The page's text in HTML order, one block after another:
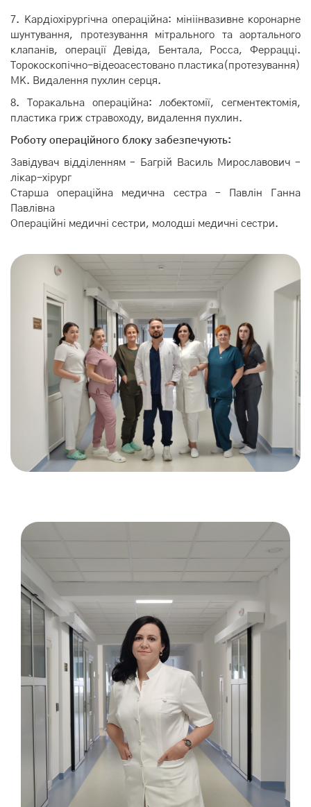
7. Кардіохірургічна операційна: мініінвазивне коронарне
шунтування, протезування мітрального та аортального
клапанів, операції Девіда, Бентала, Росса, Феррацці.
Торокоскопічно-відеоасестовано пластика(протезування)
МК. Видалення пухлин серця.
8. Торакальна операційна: лобектомії, сегментектомія,
пластика гриж стравоходу, видалення пухлин.
Роботу операційного блоку забезпечують:
Завідувач відділенням – Багрій Василь Мирославович –
лікар-хірург
Старша операційна медична сестра – Павлін Ганна
Павлівна
Операційні медичні сестри, молодші медичні сестри.